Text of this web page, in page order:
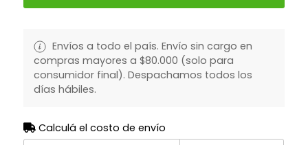
Envíos a todo el país. Envío sin cargo en
compras mayores a $80.000 (solo para
consumidor final). Despachamos todos los
días hábiles.
Calculá el costo de envío